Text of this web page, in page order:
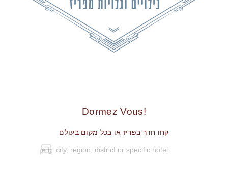
!Dormez Vous
קחו חדר בפריז או בכל מקום בעולם